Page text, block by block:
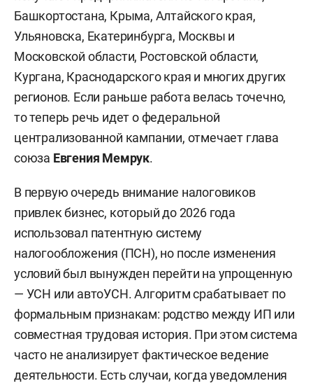
Башкортостана, Крыма, Алтайского края,
Ульяновска, Екатеринбурга, Москвы и
Московской области, Ростовской области,
Кургана, Краснодарского края и многих других
регионов. Если раньше работа велась точечно,
то теперь речь идет о федеральной
централизованной кампании, отмечает глава
союза Евгения Мемрук.
В первую очередь внимание налоговиков
привлек бизнес, который до 2026 года
использовал патентную систему
налогообложения (ПСН), но после изменения
условий был вынужден перейти на упрощенную
— УСН или автоУСН. Алгоритм срабатывает по
формальным признакам: родство между ИП или
совместная трудовая история. При этом система
часто не анализирует фактическое ведение
деятельности. Есть случаи, когда уведомления